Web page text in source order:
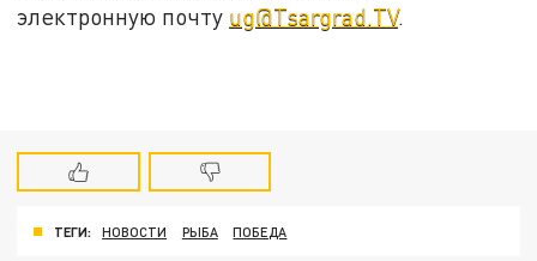
электронную почту ug@Tsargrad.TV.
ТЕГИ: НОВОСТИ РЫБА ПОБЕДА